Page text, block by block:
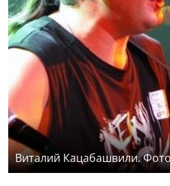
Виталий Кацабашвили.